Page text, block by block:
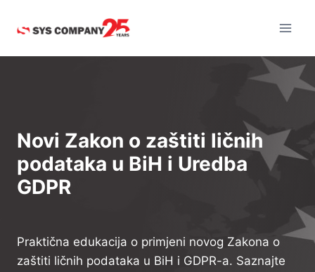
Novi Zakon o zaštiti ličnih
podataka u BiH i Uredba
GDPR
Praktična edukacija o primjeni novog Zakona o
zaštiti ličnih podataka u BiH i GDPR-a. Saznajte